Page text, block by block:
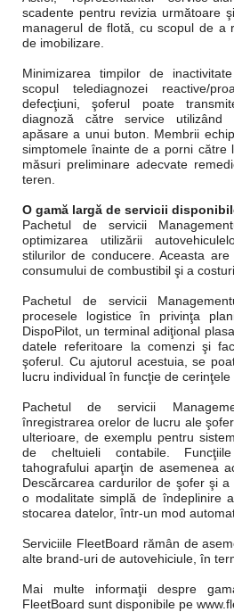
scadente pentru revizia următoare
managerul de flotă, cu scopul de a
de imobilizare.
Minimizarea timpilor de
scopul telediagnozei reactive/
defecţiuni, şoferul poate
diagnoză către service utilizând
apăsare a unui buton. Membrii
simptomele înainte de a porni către
măsuri preliminare adecvate
teren.
O gamă largă de servicii
Pachetul de servicii
optimizarea utilizării
stilurilor de conducere. Aceasta
consumului de combustibil şi a
Pachetul de servicii
procesele logistice în privinţa
DispoPilot, un terminal adiţional
datele referitoare la comenzi şi
şoferul. Cu ajutorul acestuia, se
lucru individual în funcţie de cerinţele
Pachetul de servicii
înregistrarea orelor de lucru ale
ulterioare, de exemplu pentru
de cheltuieli contabile.
tahografului aparţin de asemenea
Descărcarea cardurilor de şofer şi
o modalitate simplă de îndeplinire
stocarea datelor, într-un mod
Serviciile FleetBoard rămân de
alte brand-uri de autovehiciule, în
Mai multe informaţii despre
FleetBoard sunt disponibile pe